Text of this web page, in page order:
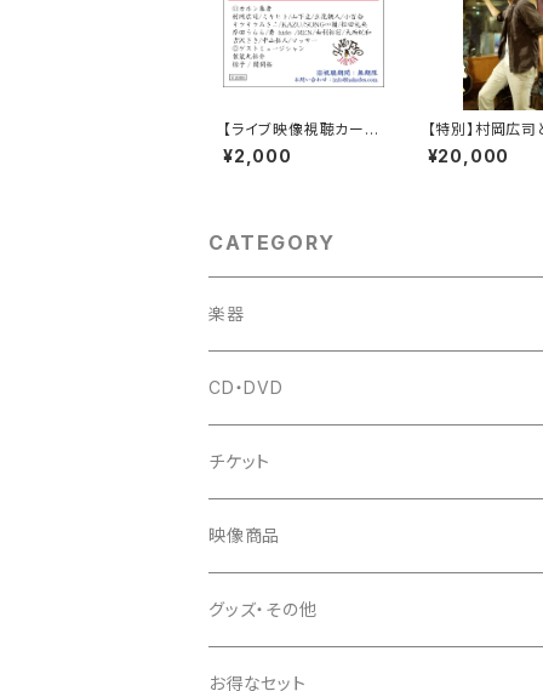
【ライブ映像視聴カー
ド】10/13 HAKO FES
名古屋 2025
¥2,000
【特別】村岡広
に(食事に)行く
一都三県
¥20,000
CATEGORY
楽器
CD・DVD
チケット
映像商品
グッズ・その他
お得なセット